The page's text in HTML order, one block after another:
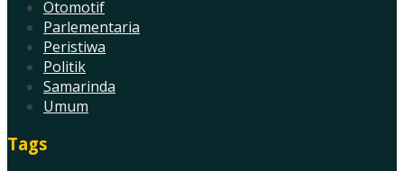
Otomotif
Parlementaria
Peristiwa
Politik
Samarinda
Umum
Tags